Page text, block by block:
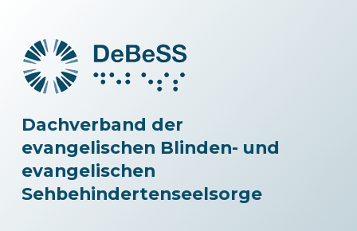
Dachverband der
evangelischen Blinden- und
evangelischen
Sehbehindertenseelsorge